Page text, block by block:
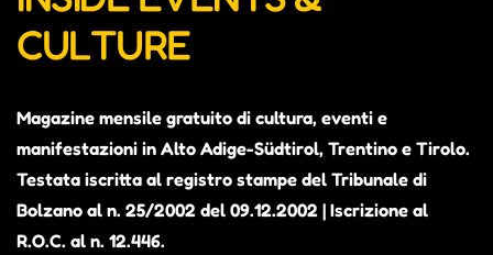
CULTURE
Magazine mensile gratuito di cultura, eventi e
manifestazioni in Alto Adige-Südtirol, Trentino e Tirolo.
Testata iscritta al registro stampe del Tribunale di
Bolzano al n. 25/2002 del 09.12.2002 | Iscrizione al
R.O.C. al n. 12.446.